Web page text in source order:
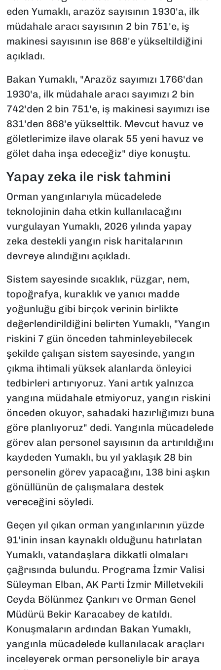
eden Yumaklı, arazöz sayısının 1930'a, ilk
müdahale aracı sayısının 2 bin 751'e, iş
makinesi sayısının ise 868'e yükseltildiğini
açıkladı.
Bakan Yumaklı, "Arazöz sayımızı 1766'dan
1930'a, ilk müdahale aracı sayımızı 2 bin
742'den 2 bin 751'e, iş makinesi sayımızı ise
831'den 868'e yükselttik. Mevcut havuz ve
göletlerimize ilave olarak 55 yeni havuz ve
gölet daha inşa edeceğiz" diye konuştu.
Yapay zeka ile risk tahmini
Orman yangınlarıyla mücadelede
teknolojinin daha etkin kullanılacağını
vurgulayan Yumaklı, 2026 yılında yapay
zeka destekli yangın risk haritalarının
devreye alındığını açıkladı.
Sistem sayesinde sıcaklık, rüzgar, nem,
topoğrafya, kuraklık ve yanıcı madde
yoğunluğu gibi birçok verinin birlikte
değerlendirildiğini belirten Yumaklı, "Yangın
riskini 7 gün önceden tahminleyebilecek
şekilde çalışan sistem sayesinde, yangın
çıkma ihtimali yüksek alanlarda önleyici
tedbirleri artırıyoruz. Yani artık yalnızca
yangına müdahale etmiyoruz, yangın riskini
önceden okuyor, sahadaki hazırlığımızı buna
göre planlıyoruz" dedi. Yangınla mücadelede
görev alan personel sayısının da artırıldığını
kaydeden Yumaklı, bu yıl yaklaşık 28 bin
personelin görev yapacağını, 138 bini aşkın
gönüllünün de çalışmalara destek
vereceğini söyledi.
Geçen yıl çıkan orman yangınlarının yüzde
91'inin insan kaynaklı olduğunu hatırlatan
Yumaklı, vatandaşlara dikkatli olmaları
çağrısında bulundu. Programa İzmir Valisi
Süleyman Elban, AK Parti İzmir Milletvekili
Ceyda Bölünmez Çankırı ve Orman Genel
Müdürü Bekir Karacabey de katıldı.
Konuşmaların ardından Bakan Yumaklı,
yangınla mücadelede kullanılacak araçları
inceleyerek orman personeliyle bir araya